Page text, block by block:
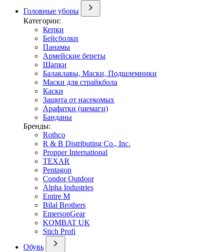
Головные уборы
Категории:
Кепки
Бейсболки
Панамы
Армейские береты
Шапки
Балаклавы, Маски, Подшлемники
Маски для страйкбола
Каски
Защита от насекомых
Арафатки (шемаги)
Банданы
Бренды:
Rothco
R & B Distributing Co., Inc.
Propper International
TEXAR
Pentagon
Condor Outdoor
Alpha Industries
Entire M
Bilal Brothers
EmersonGear
KOMBAT UK
Stich Profi
Обувь